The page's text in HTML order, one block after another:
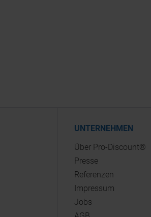
UNTERNEHMEN
Über Pro-Discount®
Presse
Referenzen
Impressum
Jobs